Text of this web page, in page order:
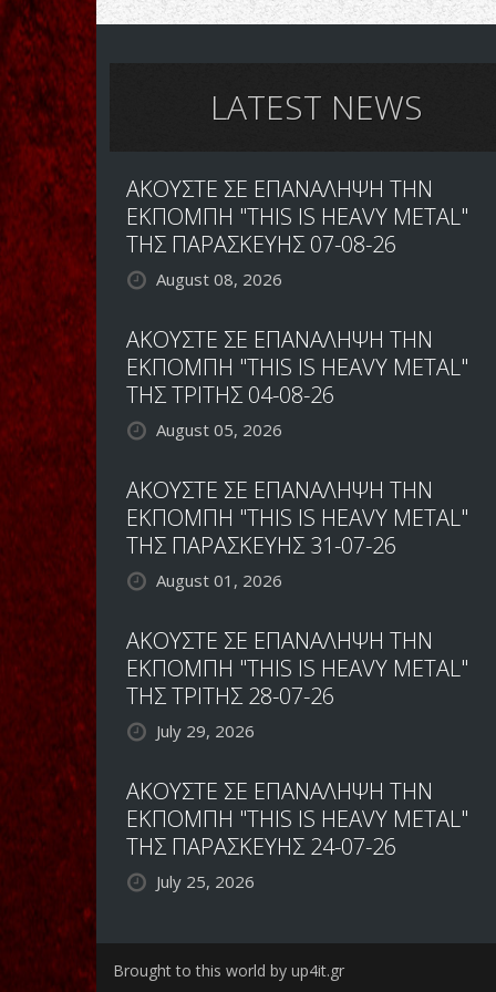
αίμα
DNALATEST NEWS
ΑΚΟΥΣΤΕ ΣΕ ΕΠΑΝΑΛΗΨΗ ΤΗΝ
ΕΚΠΟΜΠΗ "THIS IS HEAVY METAL"
ΤΗΣ ΠΑΡΑΣΚΕΥΗΣ 07-08-26
August 08, 2026
ΑΚΟΥΣΤΕ ΣΕ ΕΠΑΝΑΛΗΨΗ ΤΗΝ
ΕΚΠΟΜΠΗ "THIS IS HEAVY METAL"
ΤΗΣ ΤΡΙΤΗΣ 04-08-26
August 05, 2026
ΑΚΟΥΣΤΕ ΣΕ ΕΠΑΝΑΛΗΨΗ ΤΗΝ
ΕΚΠΟΜΠΗ "THIS IS HEAVY METAL"
ΤΗΣ ΠΑΡΑΣΚΕΥΗΣ 31-07-26
August 01, 2026
ΑΚΟΥΣΤΕ ΣΕ ΕΠΑΝΑΛΗΨΗ ΤΗΝ
ΕΚΠΟΜΠΗ "THIS IS HEAVY METAL"
ΤΗΣ ΤΡΙΤΗΣ 28-07-26
July 29, 2026
ΑΚΟΥΣΤΕ ΣΕ ΕΠΑΝΑΛΗΨΗ ΤΗΝ
ΕΚΠΟΜΠΗ "THIS IS HEAVY METAL"
ΤΗΣ ΠΑΡΑΣΚΕΥΗΣ 24-07-26
July 25, 2026
Brought to this world by up4it.gr